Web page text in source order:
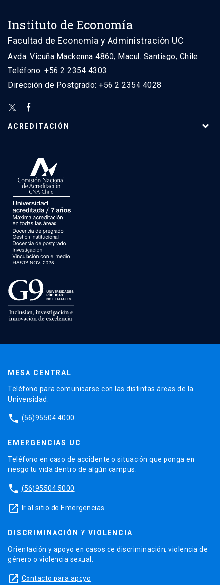
Instituto de Economía
Facultad de Economía y Administración UC
Avda. Vicuña Mackenna 4860, Macul. Santiago, Chile
Teléfono: +56 2 2354 4303
Dirección de Postgrado: +56 2 2354 4028
ACREDITACIÓN
MESA CENTRAL
Teléfono para comunicarse con las distintas áreas de la
Universidad.
phone (56)95504 4000
EMERGENCIAS UC
Teléfono en caso de accidente o situación que ponga en
riesgo tu vida dentro de algún campus.
phone (56)95504 5000
launch Ir al sitio de Emergencias
DISCRIMINACIÓN Y VIOLENCIA
Orientación y apoyo en casos de discriminación, violencia de
género o violencia sexual.
launch Contacto para apoyo